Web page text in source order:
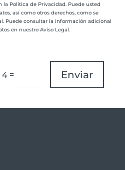
Política de Privacidad. Puede usted
así como otros derechos, como se
Puede consultar la información adicional
en nuestro Aviso Legal.
4= Enviar